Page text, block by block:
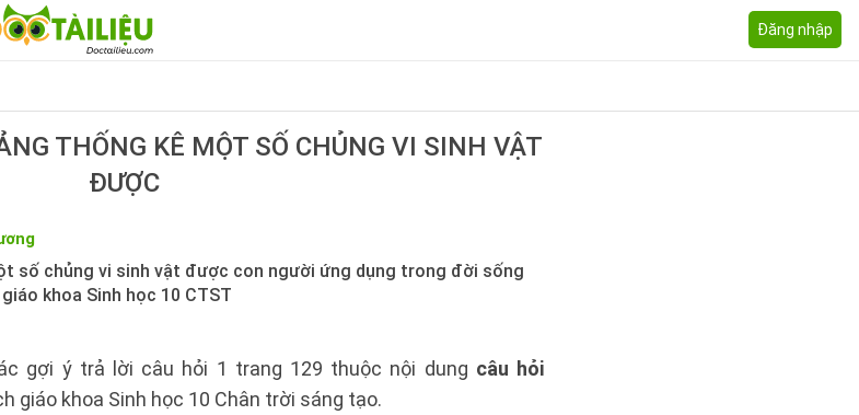
Đăng nhập
THỐNG KÊ MỘT SỐ CHỦNG VI SINH VẬT
ĐƯỢC
số chủng vi sinh vật được con người ứng dụng trong đời sống
khoa Sinh học 10 CTST
gợi ý trả lời câu hỏi 1 trang 129 thuộc nội dung câu hỏi
giáo khoa Sinh học 10 Chân trời sáng tạo.